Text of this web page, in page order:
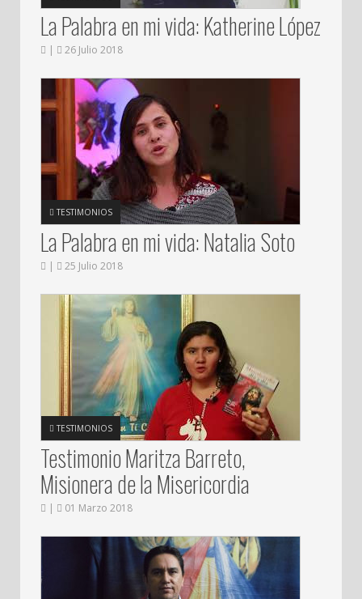
La Palabra en mi vida: Katherine López
| 26 Julio 2018
TESTIMONIOS
La Palabra en mi vida: Natalia Soto
| 25 Julio 2018
TESTIMONIOS
Testimonio Maritza Barreto,
Misionera de la Misericordia
| 01 Marzo 2018